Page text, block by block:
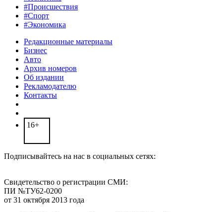
#Происшествия
#Спорт
#Экономика
Редакционные материалы
Бизнес
Авто
Архив номеров
Об издании
Рекламодателю
Контакты
16+
Подписывайтесь на нас в социальных сетях:
Свидетельство о регистрации СМИ:
ПИ №ТУ62-0200
от 31 октября 2013 года